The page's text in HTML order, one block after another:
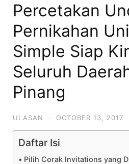
Percetakan
Pernikahan
Simple Siap
Seluruh
Pinang
ULASAN · OCTOBER 13, 2017
Daftar Isi
Pilih Corak Invitations yang